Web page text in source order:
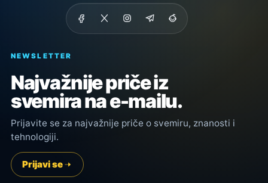
NEWSLETTER
Najvažnije priče iz
svemira na e-mailu.
Prijavite se za najvažnije priče o svemiru, znanosti i
tehnologiji.
Prijavi se